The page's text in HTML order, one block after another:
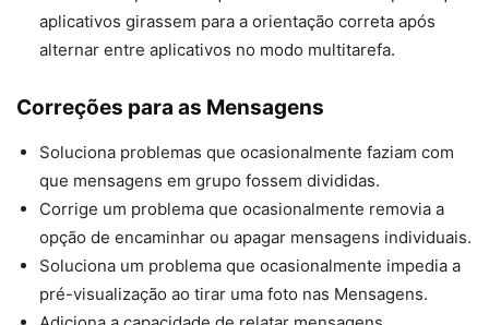
aplicativos girassem para a orientação correta após
alternar entre aplicativos no modo multitarefa.
Correções para as Mensagens
Soluciona problemas que ocasionalmente faziam com
que mensagens em grupo fossem divididas.
Corrige um problema que ocasionalmente removia a
opção de encaminhar ou apagar mensagens individuais.
Soluciona um problema que ocasionalmente impedia a
pré-visualização ao tirar uma foto nas Mensagens.